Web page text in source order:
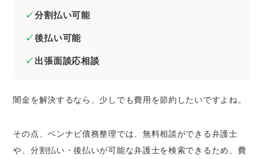
分割払い可能
後払い可能
出張面談応相談
闇金を解決するなら、少しでも費用を節約したいですよね。
その点、ベンナビ債務整理では、無料相談ができる弁護士
や、分割払い・後払いが可能な弁護士を検索できるため、費